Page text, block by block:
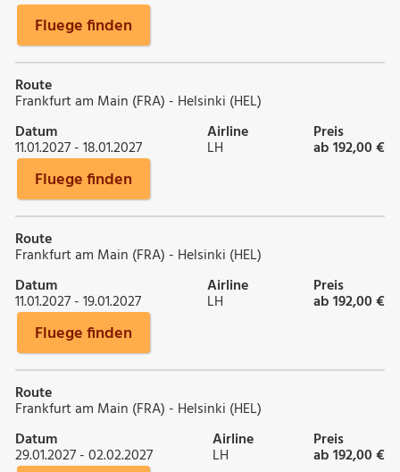
Fluege finden
Route
Frankfurt am Main (FRA) - Helsinki (HEL)
Datum
11.01.2027 - 18.01.2027
Airline
LH
Preis
ab 192,00 €
Fluege finden
Route
Frankfurt am Main (FRA) - Helsinki (HEL)
Datum
11.01.2027 - 19.01.2027
Airline
LH
Preis
ab 192,00 €
Fluege finden
Route
Frankfurt am Main (FRA) - Helsinki (HEL)
Datum
29.01.2027 - 02.02.2027
Airline
LH
Preis
ab 192,00 €